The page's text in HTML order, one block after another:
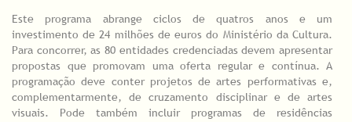
Este programa abrange ciclos de quatros anos e um
investimento de 24 milhões de euros do Ministério da Cultura.
Para concorrer, as 80 entidades credenciadas devem apresentar
propostas que promovam uma oferta regular e contínua. A
programação deve conter projetos de artes performativas e,
complementarmente, de cruzamento disciplinar e de artes
visuais. Pode também incluir programas de residências